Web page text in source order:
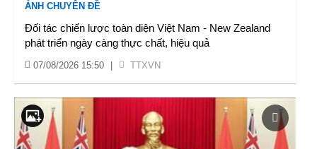
ẢNH CHUYÊN ĐỀ
Đối tác chiến lược toàn diện Việt Nam - New Zealand
phát triển ngày càng thực chất, hiệu quả
07/08/2026 15:50 TTXVN